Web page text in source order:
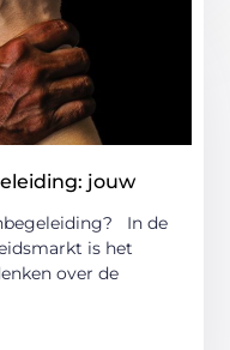
jouw
In de
is het
over de